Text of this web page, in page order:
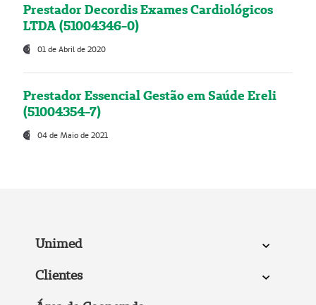
Prestador Decordis Exames Cardiológicos
LTDA (51004346-0)
01 de Abril de 2020
Prestador Essencial Gestão em Saúde Ereli
(51004354-7)
04 de Maio de 2021
Unimed
Clientes